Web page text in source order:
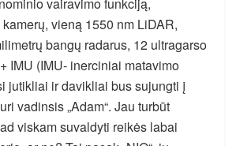
vieną 1550 nm LiDAR,
bangų radarus, 12 ultragarso
IMU (IMU- inerciniai matavimo
jutikliai ir davikliai bus sujungti į
vadinsis „Adam“. Jau turbūt
viskam suvaldyti reikės labai